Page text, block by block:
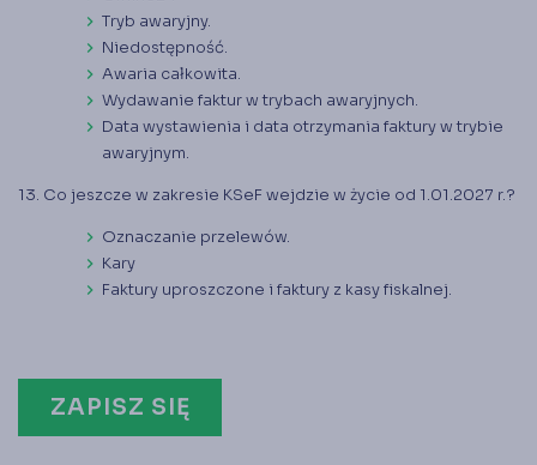
Tryb awaryjny.
Niedostępność.
Awaria całkowita.
Wydawanie faktur w trybach awaryjnych.
Data wystawienia i data otrzymania faktury w trybie
awaryjnym.
13. Co jeszcze w zakresie KSeF wejdzie w życie od 1.01.2027 r.?
Oznaczanie przelewów.
Kary
Faktury uproszczone i faktury z kasy fiskalnej.
ZAPISZ SIĘ